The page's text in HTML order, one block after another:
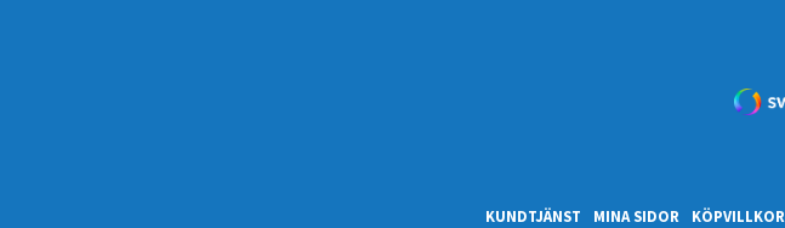
KUNDTJÄNST MINA SIDOR KÖPVILLKOR